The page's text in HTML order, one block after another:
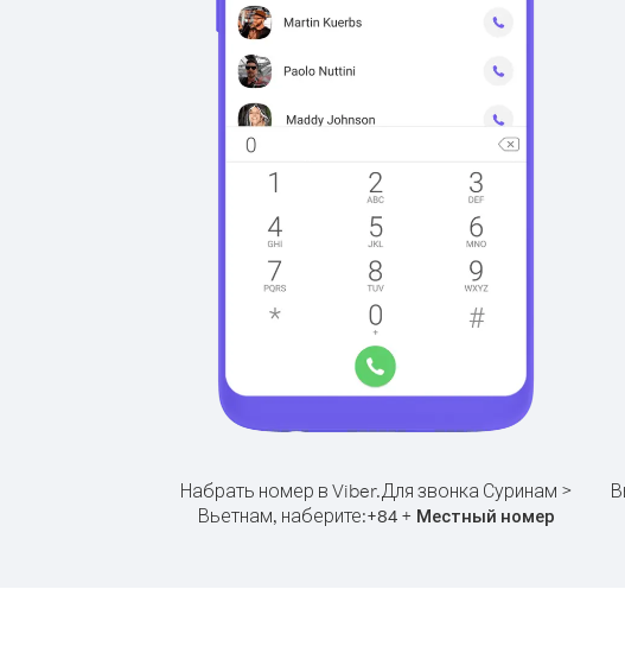
Набрать номер в Viber.Для звонка Суринам >
Вьетнам, наберите:+84+ Местный номер